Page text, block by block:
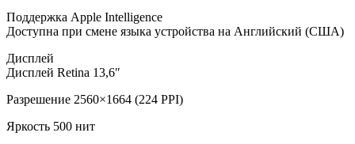
Поддержка Apple Intelligence
Доступна при смене языка устройства на Английский (США)
Дисплей
Дисплей Retina 13,6″
Разрешение 2560×1664 (224 PPI)
Яркость 500 нит